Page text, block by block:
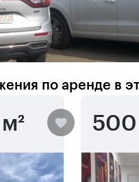
по аренде в
500